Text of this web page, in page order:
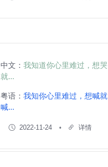
中文： 我知道你心里难过，想哭
就...
粤语： 我知你心里难过，想喊就
喊...
2022-11-24 详情